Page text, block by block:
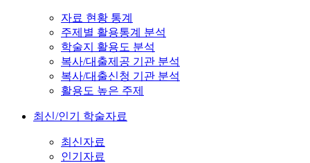
자료 현황 통계
주제별 활용통계 분석
학술지 활용도 분석
복사/대출제공 기관 분석
복사/대출신청 기관 분석
활용도 높은 주제
최신/인기 학술자료
최신자료
인기자료